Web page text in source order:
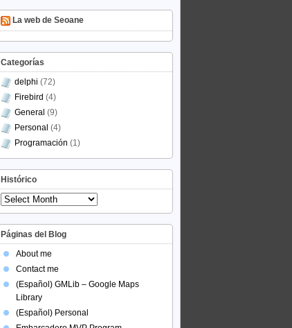
La web de Seoane
Categorías
delphi (72)
Firebird (4)
General (9)
Personal (4)
Programación (1)
Histórico
Histórico
Páginas del Blog
About me
Contact me
(Español) GMLib – Google Maps
Library
(Español) Personal